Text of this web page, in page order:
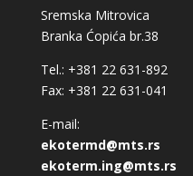
Sremska Mitrovica
Branka Ćopića br.38
Tel.: +381 22 631-892
Fax: +381 22 631-041
E-mail:
ekotermd@mts.rs
ekoterm.ing@mts.rs